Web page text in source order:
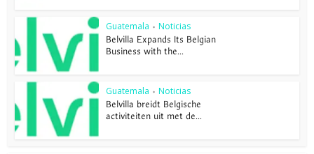
Guatemala • Noticias
Belvilla Expands Its Belgian
Business with the...
Guatemala • Noticias
Belvilla breidt Belgische
activiteiten uit met de...